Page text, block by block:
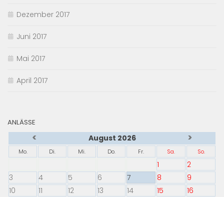
Dezember 2017
Juni 2017
Mai 2017
April 2017
ANLÄSSE
< August 2026 >
Mo. Di. Mi. Do. Fr. Sa. So.
1
2
3
4 5 6 7 8
9
10
11 12 13 14 15 16